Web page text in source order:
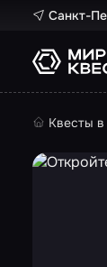
Санкт-
Квесты